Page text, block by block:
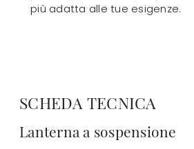
più adatta alle tue esigenze.
SCHEDA TECNICA
Lanterna a sospensione